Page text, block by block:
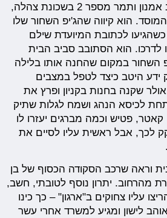
ממנו לקחת אותו לרחוב אמנון ותמר מספר 2 בשכונת צהלה,
הוא קיווה שהג'יפ השחור שלו
כשהגיעו לכתובת המיועדת שילם
לדרכו. הוא הסתובב סביב הבית
השחור במקום שהחנה אותו בלילה
ידע היטב כיצד לטפל במצבים
שקנה בחנות בקניון ופרץ את
לכיסא הנהג ושמח לגלות שתיק
קאטר, פטיש וכמה מברגים יעזרו לו
לכך, אבל ראשית עליו לסיים את
וראה שרכב הסקודה הכסוף של בן
מהרחוב. יתרון נוסף לטובתי, חשב,
עליו צחוקים ב"ארגון" – כך כינו
לישון ומגיע למשרד אחרי עשר